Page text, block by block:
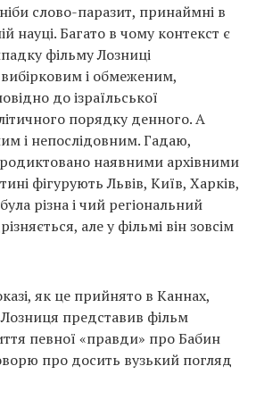
слово-паразит, принаймні в
науці. Багато в чому контекст є
фільму Лозниці
і обмеженим,
до ізраїльської
порядку денного. А
і непослідовним. Гадаю,
наявними архівними
фігурують Львів, Київ, Харків,
різна і чий регіональний
але у фільмі він зовсім
як це прийнято в Каннах,
Лозниця представив фільм
певної «правди» про Бабин
про досить вузький погляд